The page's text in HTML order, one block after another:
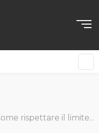
rispettare il limite di documenti ed evitare di inviare documenti combinati